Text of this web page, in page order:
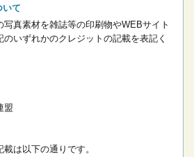
いて
真素材を雑誌等の印刷物やWEBサイト
いずれかのクレジットの記載を表記く
盟
は以下の通りです。